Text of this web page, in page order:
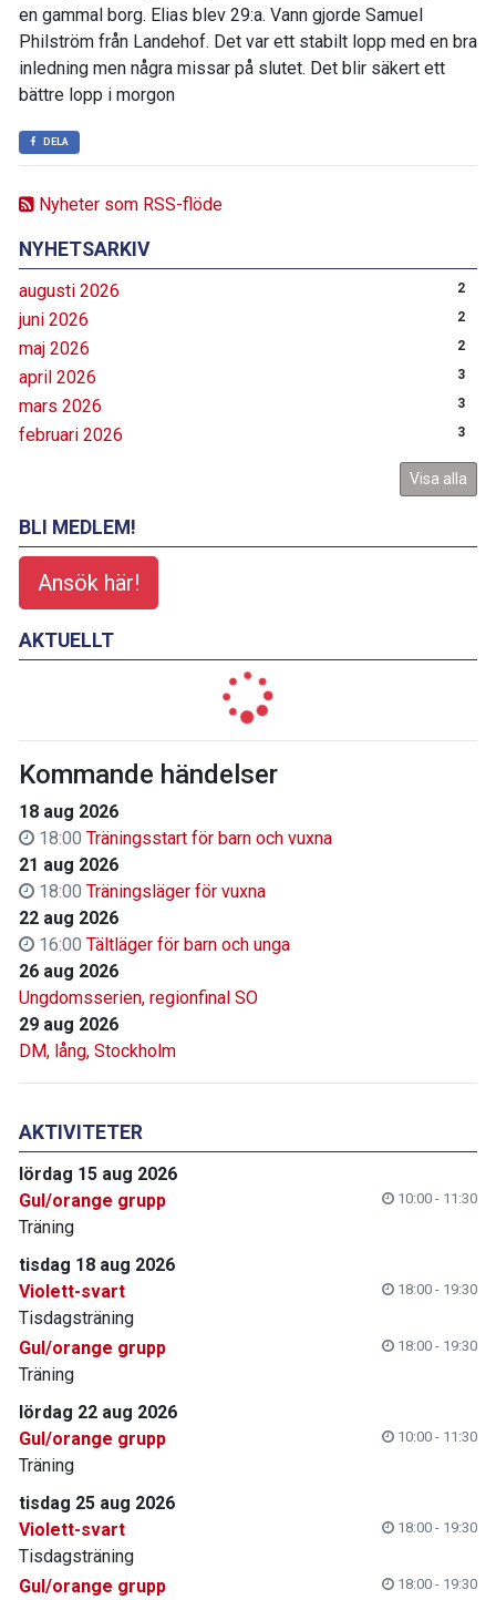
Nyheter som RSS-flöde
NYHETSARKIV
augusti 2026 2
juni 2026 2
maj 2026 2
april 2026 3
mars 2026 3
februari 2026 3
Visa alla
BLI MEDLEM!
Ansök här!
AKTUELLT
Kommande händelser
18 aug 2026
18:00 Träningsstart för barn och vuxna
21 aug 2026
18:00 Träningsläger för vuxna
22 aug 2026
16:00 Tältläger för barn och unga
26 aug 2026
Ungdomsserien, regionfinal SO
29 aug 2026
DM, lång, Stockholm
AKTIVITETER
lördag 15 aug 2026
Gul/orange grupp
10:00 - 11:30
Träning
tisdag 18 aug 2026
Violett-svart
18:00 - 19:30
Tisdagsträning
Gul/orange grupp
18:00 - 19:30
Träning
lördag 22 aug 2026
Gul/orange grupp
10:00 - 11:30
Träning
tisdag 25 aug 2026
Violett-svart
18:00 - 19:30
Tisdagsträning
Gul/orange grupp
18:00 - 19:30
en gammal borg. Elias blev 29:a. Vann gjorde Samuel
Philström från Landehof. Det var ett stabilt lopp med en bra
inledning men några missar på slutet. Det blir säkert ett
bättre lopp i morgon
DELA